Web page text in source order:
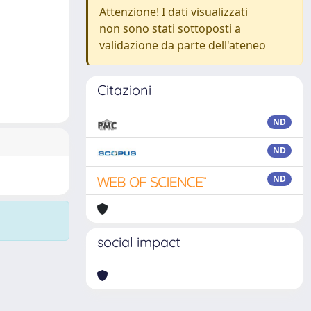
Attenzione! I dati visualizzati
non sono stati sottoposti a
validazione da parte dell'ateneo
Citazioni
ND
ND
ND
social impact